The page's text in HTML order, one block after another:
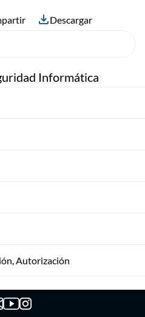
Informática
Autorización
Descargar